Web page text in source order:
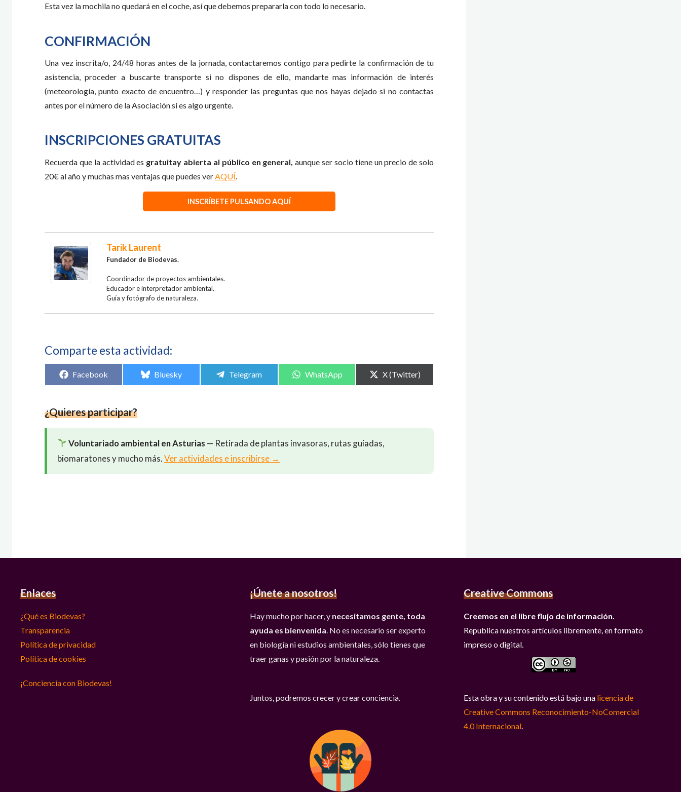
Esta vez la mochila no quedará en el coche, así que debemos prepararla con todo lo necesario.
CONFIRMACIÓN
Una vez inscrita/o, 24/48 horas antes de la jornada, contactaremos contigo para pedirte la confirmación de tu
asistencia, proceder a buscarte transporte si no dispones de ello, mandarte mas información de interés
(meteorología, punto exacto de encuentro…) y responder las preguntas que nos hayas dejado si no contactas
antes por el número de la Asociación si es algo urgente.
INSCRIPCIONES GRATUITAS
Recuerda que la actividad es gratuitay abierta al público en general, aunque ser socio tiene un precio de solo
20€ al año y muchas mas ventajas que puedes ver AQUÍ
INSCRÍBETE PULSANDO AQUÍ
Tarik Laurent
Fundador de Biodevas.
Coordinador de proyectos ambientales.
Educador e interpretador ambiental.
Guía y fotógrafo de naturaleza.
Comparte esta actividad:
Compartir
Facebook
Compartir
Bluesky
Compartir
Telegram
Compartir
WhatsApp
Compartir
X (Twitter)
¿Quieres participar?
Voluntariado ambiental en Asturias — Retirada de plantas invasoras, rutas guiadas,
biomaratones y mucho más.Ver actividades e inscribirse →
Enlaces
¿Qué es Biodevas?
Transparencia
Política de privacidad
Política de cookies
¡Conciencia con Biodevas!
¡Únete a nosotros!
Hay mucho por hacer, y necesitamos gente, toda
ayuda es bienvenida . No es necesario ser experto
en biología ni estudios ambientales, sólo tienes que
traer ganas y pasión por la naturaleza.
Juntos, podremos crecer y crear conciencia.
Creative Commons
Creemos en el libre flujo de información.
Republica nuestros artículos libremente, en formato
impreso o digital.
Esta obra y su contenido está bajo una licencia de
Creative Commons Reconocimiento-NoComercial
4.0 Internacional.